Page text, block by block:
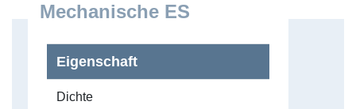
Mechanische ES
Eigenschaft
Dichte